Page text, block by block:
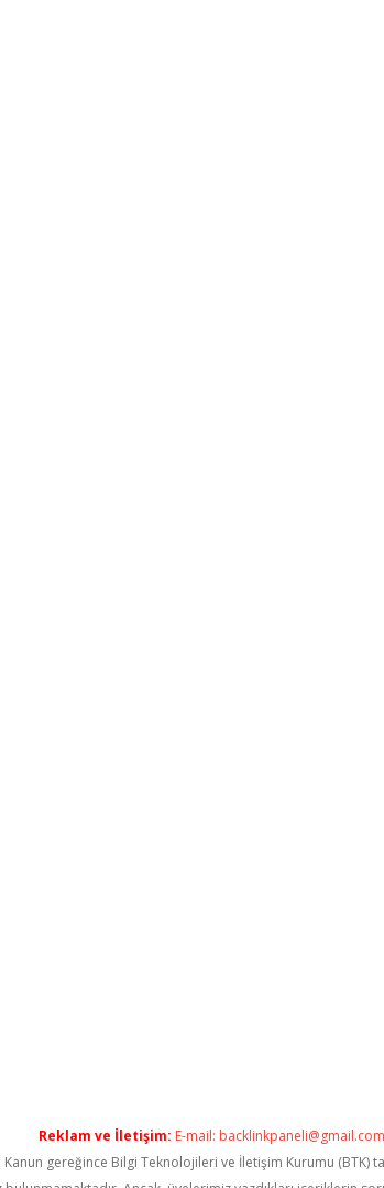
Reklam ve İletişim: E-mail: backlinkpaneli@gmail.com
Kanun gereğince Bilgi Teknolojileri ve İletişim Kurumu